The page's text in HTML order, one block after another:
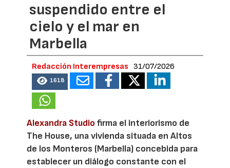
suspendido entre el
cielo y el mar en
Marbella
Redacción Interempresas 31/07/2026
1618
Alexandra Studio firma el interiorismo de
The House, una vivienda situada en Altos
de los Monteros (Marbella) concebida para
establecer un diálogo constante con el